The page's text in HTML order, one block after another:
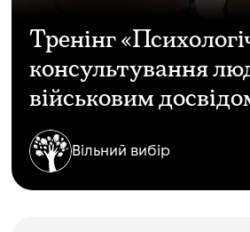
Тренінг
консультування
військовим
Вільний вибір